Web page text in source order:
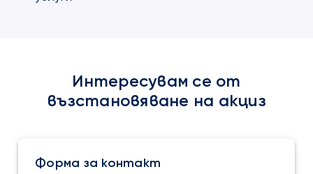
Интересувам се от
възстановяване на акциз
Форма за контакт